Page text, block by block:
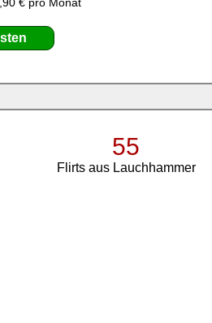
55
Flirts aus Lauchhammer